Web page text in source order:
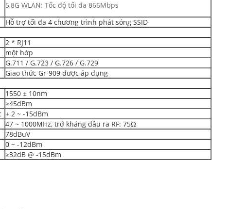
5,8G WLAN: Tốc độ tối đa 866Mbps
Hỗ trợ tối đa 4 chương trình phát sóng SSID
2 * RJ11
một hớp
G.711 / G.723 / G.726 / G.729
Giao thức Gr-909 được áp dụng
1550 ± 10nm
≥45dBm
+ 2 ~ -15dBm
47 ~ 1000MHz, trở kháng đầu ra RF: 75Ω
78dBuV
0 ~ -12dBm
≥32dB @ -15dBm